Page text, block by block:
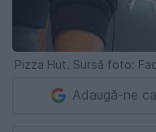
Pizza Hut. Sursă foto:
Adaugă-ne